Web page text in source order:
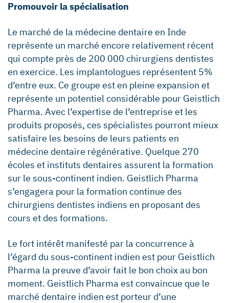
Promouvoir la spécialisation
Le marché de la médecine dentaire en Inde
représente un marché encore relativement récent
qui compte près de 200 000 chirurgiens dentistes
en exercice. Les implantologues représentent 5%
d’entre eux. Ce groupe est en pleine expansion et
représente un potentiel considérable pour Geistlich
Pharma. Avec l’expertise de l’entreprise et les
produits proposés, ces spécialistes pourront mieux
satisfaire les besoins de leurs patients en
médecine dentaire régénérative. Quelque 270
écoles et instituts dentaires assurent la formation
sur le sous-continent indien. Geistlich Pharma
s’engagera pour la formation continue des
chirurgiens dentistes indiens en proposant des
cours et des formations.
Le fort intérêt manifesté par la concurrence à
l’égard du sous-continent indien est pour Geistlich
Pharma la preuve d’avoir fait le bon choix au bon
moment. Geistlich Pharma est convaincue que le
marché dentaire indien est porteur d’une